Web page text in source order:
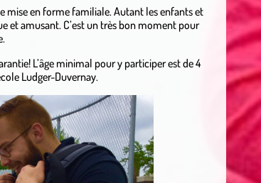
mise en forme familiale. Autant les enfants et
et amusant. C’est un très bon moment pour
L’âge minimal pour y participer est de 4
Ludger-Duvernay.